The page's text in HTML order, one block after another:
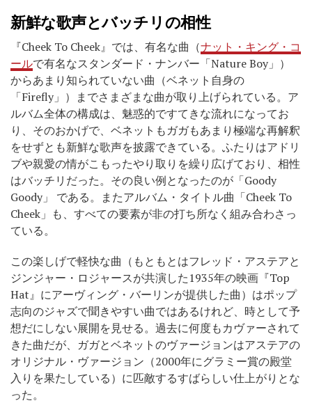
新鮮な歌声とバッチリの相性
『Cheek To Cheek』では、有名な曲（ナット・キング・コ
ールで有名なスタンダード・ナンバー「Nature Boy」）
からあまり知られていない曲（ベネット自身の
「Firefly」）までさまざまな曲が取り上げられている。ア
ルバム全体の構成は、魅惑的ですてきな流れになってお
り、そのおかげで、ベネットもガガもあまり極端な再解釈
をせずとも新鮮な歌声を披露できている。ふたりはアドリ
ブや親愛の情がこもったやり取りを繰り広げており、相性
はバッチリだった。その良い例となったのが「Goody
Goody」 である。またアルバム・タイトル曲「Cheek To
Cheek」も、すべての要素が非の打ち所なく組み合わさっ
ている。
この楽しげで軽快な曲（もともとはフレッド・アステアと
ジンジャー・ロジャースが共演した1935年の映画『Top
Hat』にアーヴィング・バーリンが提供した曲）はポップ
志向のジャズで聞きやすい曲ではあるけれど、時として予
想だにしない展開を見せる。過去に何度もカヴァーされて
きた曲だが、ガガとベネットのヴァージョンはアステアの
オリジナル・ヴァージョン（2000年にグラミー賞の殿堂
入りを果たしている）に匹敵するすばらしい仕上がりとな
った。